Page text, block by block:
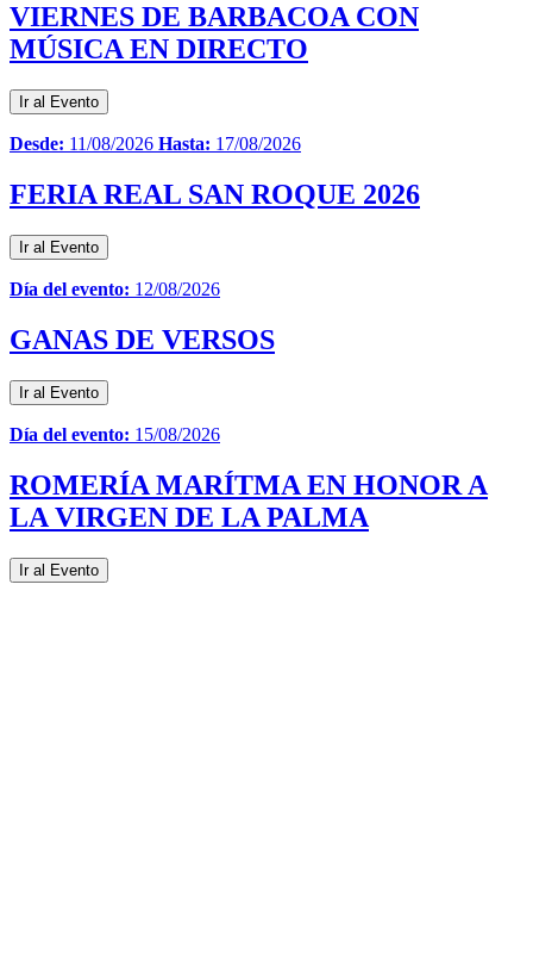
VIERNES DE BARBACOA CON
MÚSICA EN DIRECTO
Ir al Evento
Desde: 11/08/2026 Hasta: 17/08/2026
FERIA REAL SAN ROQUE 2026
Ir al Evento
Día del evento: 12/08/2026
GANAS DE VERSOS
Ir al Evento
Día del evento: 15/08/2026
ROMERÍA MARÍTMA EN HONOR A
LA VIRGEN DE LA PALMA
Ir al Evento